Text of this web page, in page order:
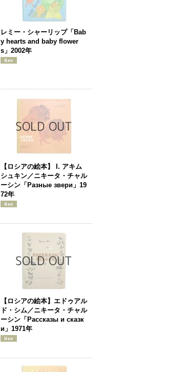
レミー・シャーリップ「Bab
y hearts and baby flower
s」2002年
【ロシアの絵本】 I. アキム
シュキン／ニキータ・チャル
ーシン「Разные звери」19
72年
【ロシアの絵本】エドゥアル
ド・シム／ニキータ・チャル
ーシン「Рассказы и сказк
и」1971年